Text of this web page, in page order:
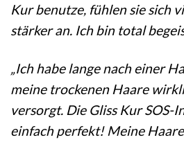
Kur benutze, fühlen sie sich
stärker an. Ich bin total
„Ich habe lange nach einer
meine trockenen Haare
versorgt. Die Gliss Kur SOS-
einfach perfekt! Meine